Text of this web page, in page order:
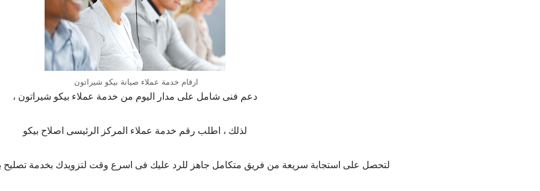
ارقام خدمة عملاء صيانة بيكو شيراتون
دعم فنى شامل على مدار اليوم من خدمة عملاء بيكو شيراتون ،
لذلك ، اطلب رقم خدمة عملاء المركز الرئيسى اصلاح بيكو
لتحصل على استجابة سريعة من فريق متكامل جاهز للرد عليك فى اسرع وقت لتزويدك بخدمة تصليح